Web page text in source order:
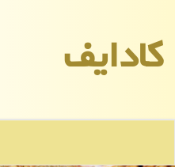
كادایف